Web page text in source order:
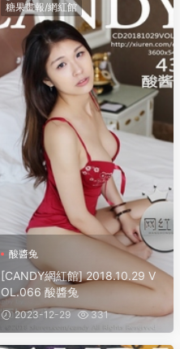
糖果畫報/網紅館
酸醬兔
[CANDY網紅館] 2018.10.29 V
OL.066 酸醬兔
2023-12-29 331